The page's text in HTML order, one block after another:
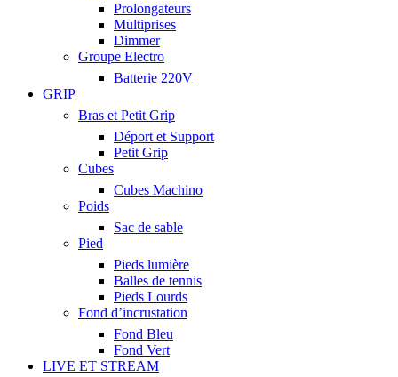
Prolongateurs
Multiprises
Dimmer
Groupe Electro
Batterie 220V
GRIP
Bras et Petit Grip
Déport et Support
Petit Grip
Cubes
Cubes Machino
Poids
Sac de sable
Pied
Pieds lumière
Balles de tennis
Pieds Lourds
Fond d’incrustation
Fond Bleu
Fond Vert
LIVE ET STREAM